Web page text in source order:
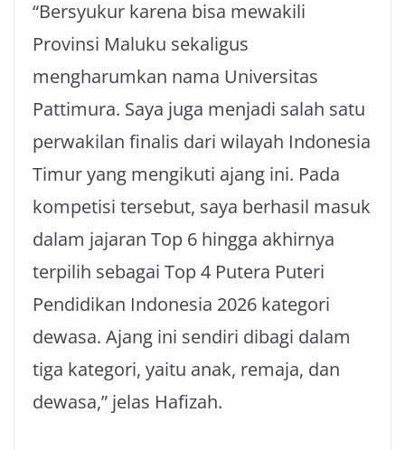
“Bersyukur karena bisa mewakili
Provinsi Maluku sekaligus
mengharumkan nama Universitas
Pattimura. Saya juga menjadi salah satu
perwakilan finalis dari wilayah Indonesia
Timur yang mengikuti ajang ini. Pada
kompetisi tersebut, saya berhasil masuk
dalam jajaran Top 6 hingga akhirnya
terpilih sebagai Top 4 Putera Puteri
Pendidikan Indonesia 2026 kategori
dewasa. Ajang ini sendiri dibagi dalam
tiga kategori, yaitu anak, remaja, dan
dewasa,” jelas Hafizah.